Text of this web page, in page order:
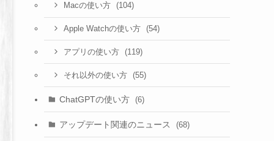
Macの使い方 (104)
Apple Watchの使い方 (54)
アプリの使い方 (119)
それ以外の使い方 (55)
ChatGPTの使い方 (6)
アップデート関連のニュース (68)